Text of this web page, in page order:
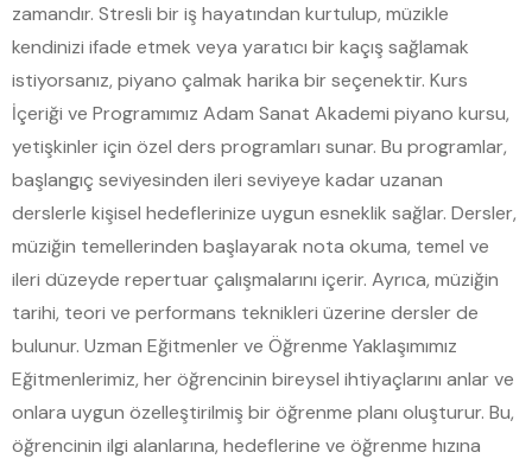
zamandır. Stresli bir iş hayatından kurtulup, müzikle
kendinizi ifade etmek veya yaratıcı bir kaçış sağlamak
istiyorsanız, piyano çalmak harika bir seçenektir. Kurs
İçeriği ve Programımız Adam Sanat Akademi piyano kursu,
yetişkinler için özel ders programları sunar. Bu programlar,
başlangıç seviyesinden ileri seviyeye kadar uzanan
derslerle kişisel hedeflerinize uygun esneklik sağlar. Dersler,
müziğin temellerinden başlayarak nota okuma, temel ve
ileri düzeyde repertuar çalışmalarını içerir. Ayrıca, müziğin
tarihi, teori ve performans teknikleri üzerine dersler de
bulunur. Uzman Eğitmenler ve Öğrenme Yaklaşımımız
Eğitmenlerimiz, her öğrencinin bireysel ihtiyaçlarını anlar ve
onlara uygun özelleştirilmiş bir öğrenme planı oluşturur. Bu,
öğrencinin ilgi alanlarına, hedeflerine ve öğrenme hızına